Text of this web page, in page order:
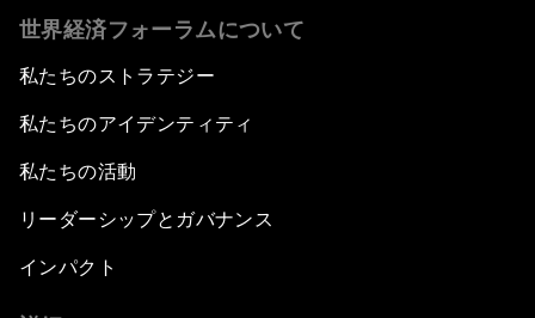
世界経済フォーラムについて
私たちのストラテジー
私たちのアイデンティティ
私たちの活動
リーダーシップとガバナンス
インパクト